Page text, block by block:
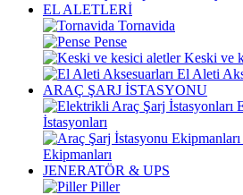
EL ALETLERİ
Tornavida
Pense
Keski ve
El Aleti
ARAÇ ŞARJ İSTASYONU
İstasyonları
Ekipmanları
JENERATÖR & UPS
Piller